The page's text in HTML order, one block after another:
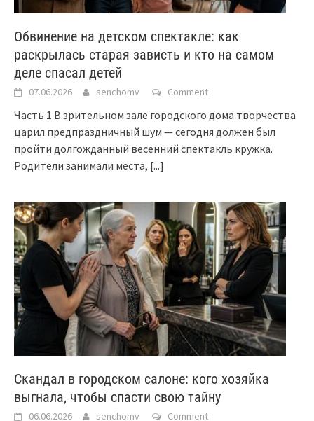
Обвинение на детском спектакле: как
раскрылась старая зависть и кто на самом
деле спасал детей
07.06.2026 senchomv Comment
Часть 1 В зрительном зале городского дома творчества
царил предпраздничный шум — сегодня должен был
пройти долгожданный весенний спектакль кружка.
Родители занимали места, [...]
Скандал в городском салоне: кого хозяйка
выгнала, чтобы спасти свою тайну
06.06.2026 senchomv Comment